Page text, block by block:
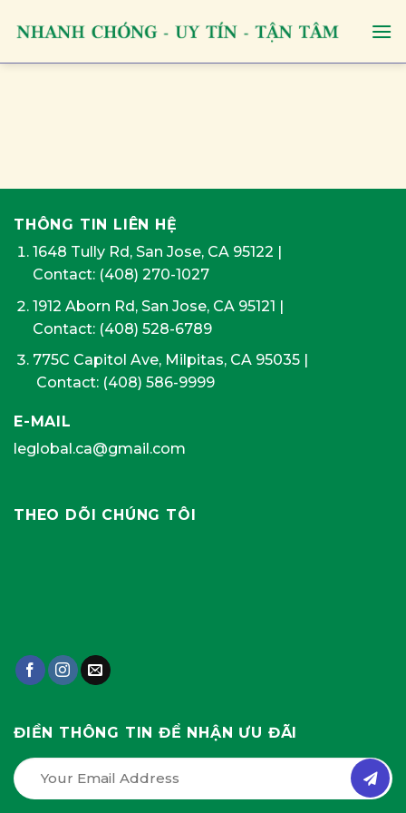
THÔNG TIN LIÊN HỆ
1648 Tully Rd, San Jose, CA 95122 |
Contact: (408) 270-1027
1912 Aborn Rd, San Jose, CA 95121 |
Contact: (408) 528-6789
775C Capitol Ave, Milpitas, CA 95035|
Contact: (408) 586-9999
E-MAIL
leglobal.ca@gmail.com
THEO DÕI CHÚNG TÔI
ĐIỀN THÔNG TIN ĐỂ NHẬN ƯU ĐÃI